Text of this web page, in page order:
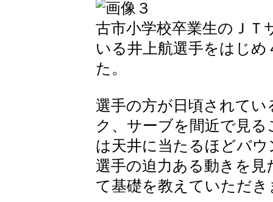
古市小学校卒業生のＪ
いる井上航選手をはじ
た。
選手の方が日頃されて
ク、サーブを間近で見
は天井に当たるほどバ
選手の迫力ある動きを
て基礎を教えていただき